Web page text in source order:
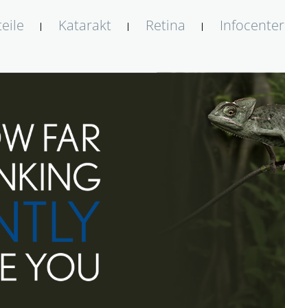
Katarakt Retina Infocenter